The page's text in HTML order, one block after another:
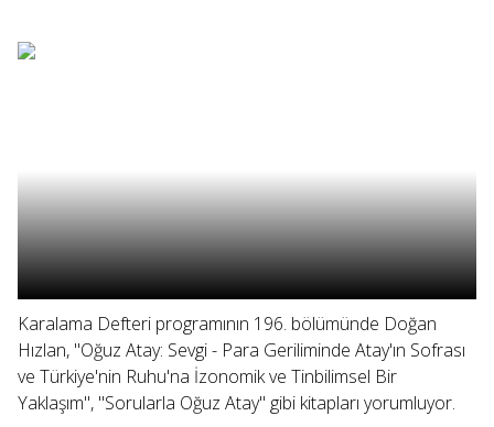
Karalama Defteri programının 196. bölümünde Doğan
Hızlan, "Oğuz Atay: Sevgi - Para Geriliminde Atay'ın Sofrası
ve Türkiye'nin Ruhu'na İzonomik ve Tinbilimsel Bir
Yaklaşım", "Sorularla Oğuz Atay" gibi kitapları yorumluyor.